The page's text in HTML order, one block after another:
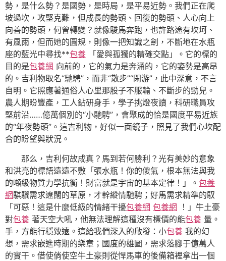
勢，是什么勢？是國勢，是時局，是平易近勢。我們正在爬
坡過坎，攻堅克難，但成長的勢頭、回復的勢頭、人心向上
向善的勢頭，何曾轉變？就像駿馬奔跑，也許路途有坎坷、
有風雨，但而她的圓規，則像一把知識之劍，不斷地在水瓶
座的藍光中尋找**包養 「愛與孤獨的精確交點」。它的標的
目的是包養網 向前的，它的氣力是奔涌的，它的姿勢是高昂
的。吉利物取名“馳騁”，而非“散步”“閑游”，此中深意，不言
自明。它照應著通俗人心里那股子不服輸、不斷步的勁兒。
農人期盼豐產，工人鉆研身手，學子挑燈夜讀，科研職員攻
堅前沿……億萬個別的“小馳騁”，會聚成的恰是國度平易近族
的“年夜勢頭”。這吉利物，好似一面鏡子，照見了我們心坎配
合的盼望與狀況。
那么，吉利何故成真？馬到若何勝利？光有美妙的意象
和洪亮的標語遠遠不敷「張水瓶！你的傻氣，根本無法與我
的噸級物質力學抗衡！財富就是宇宙的基本定律！」。 包養
網騏驥需求遼闊的草原，才幹縱情馳騁；好馬需求精準的馭
「可惡！這是什麼低級的情緒干擾包養網 包養網 ！」牛土豪
對包養 著天空大吼，他無法理解這種沒有標價的能包養 量。
手，方能行穩致遠。這給我們深入的啟發：小包養 我的幻
想，需求嵌進時期的樂章；國度的雄圖，需求落腳于億萬人
的實干。借使倘使空牛土豪則從悍馬車的後備箱裡拿出一個